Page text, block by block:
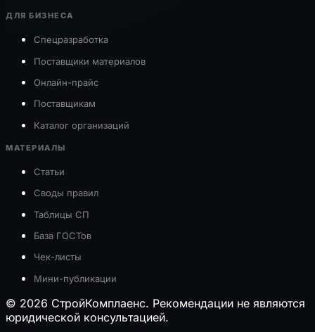
ДЛЯ БИЗНЕСА
Спецразработка
Поставщики материалов
Онлайн-прайс
Поставщикам
Каталог организаций
МАТЕРИАЛЫ
Статьи
Своды правил
Таблицы СП
База ГОСТов
Чек-листы
Мини-публикации
© 2026 СтройКомплаенс. Рекомендации не являются
юридической консультацией.